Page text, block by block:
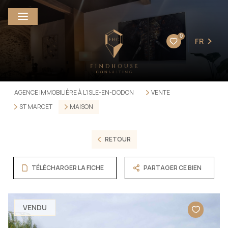
0
FR
AGENCE IMMOBILIÈRE À L'ISLE-EN-DODON
VENTE
ST MARCET
MAISON
RETOUR
TÉLÉCHARGER LA FICHE PARTAGER CE BIEN
VENDU